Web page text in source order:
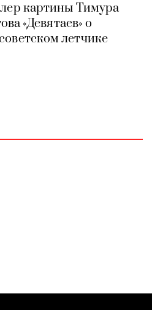
картины Тимура
«Девятаев» о
летчике